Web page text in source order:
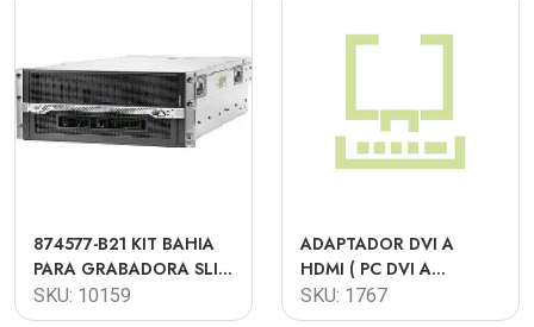
874577-B21 KIT BAHIA
PARA GRABADORA SLIM
P/ML 350 GEN10 HP
SKU: 10159
ADAPTADOR DVI A
HDMI ( PC DVI A
MONITOR HDMI)
SKU: 1767